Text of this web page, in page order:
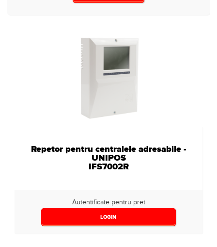
Repetor pentru centralele adresabile -
UNIPOS
IFS7002R
Autentificate pentru pret
LOGIN